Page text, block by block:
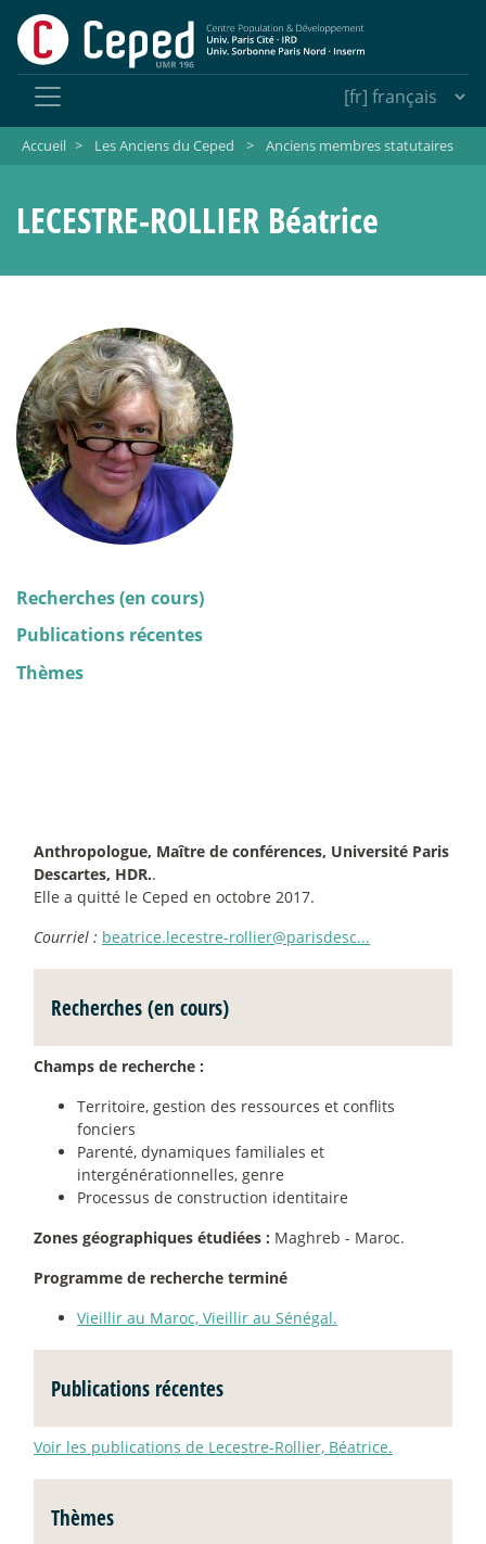
Accueil > Les Anciens du Ceped > Anciens membres statutaires
LECESTRE-ROLLIER Béatrice
Recherches (en cours)
Publications récentes
Thèmes
Anthropologue, Maître de conférences, Université Paris
Descartes, HDR..
Elle a quitté le Ceped en octobre 2017.
Courriel : beatrice.lecestre-rollier@parisdesc...
Recherches (en cours)
Champs de recherche :
Territoire, gestion des ressources et conflits
fonciers
Parenté, dynamiques familiales et
intergénérationnelles, genre
Processus de construction identitaire
Zones géographiques étudiées : Maghreb - Maroc.
Programme de recherche terminé
Vieillir au Maroc, Vieillir au Sénégal.
Publications récentes
Voir les publications de Lecestre-Rollier, Béatrice.
Thèmes